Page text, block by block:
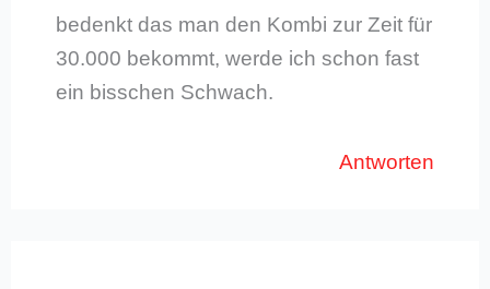
bedenkt das man den Kombi zur Zeit für
30.000 bekommt, werde ich schon fast
ein bisschen Schwach.
Antworten